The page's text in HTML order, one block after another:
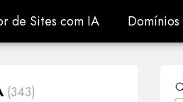
de Sites com IA
de Sites com IA Domínios
Domínios
(343)